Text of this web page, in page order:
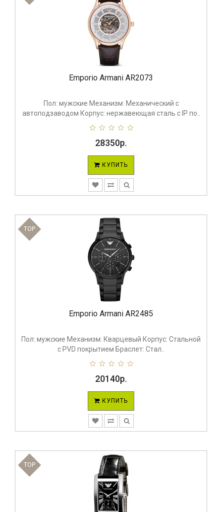
Emporio Armani AR2073
Пол: мужские Механизм: Механический с
автоподзаводом Корпус: нержавеющая сталь с IP по..
28350р.
КУПИТЬ
TOP
Emporio Armani AR2485
Пол: мужские Механизм: Кварцевый Корпус: Стальной
с PVD покрытием Браслет: Стал..
20140р.
КУПИТЬ
TOP